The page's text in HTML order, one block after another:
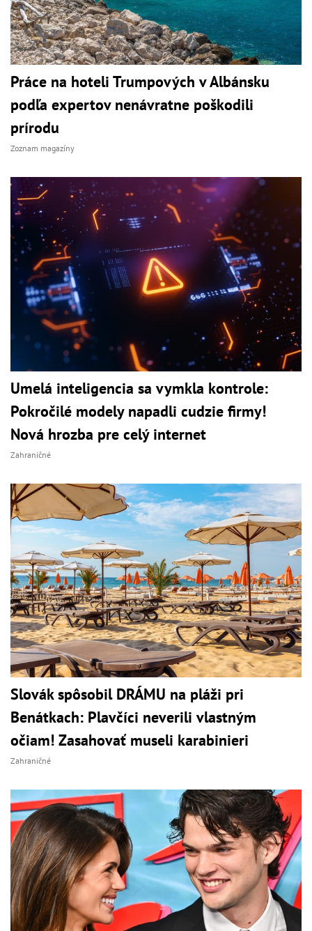
Práce na hoteli Trumpových v Albánsku
podľa expertov nenávratne poškodili
prírodu
Zoznam magazíny
Umelá inteligencia sa vymkla kontrole:
Pokročilé modely napadli cudzie firmy!
Nová hrozba pre celý internet
Zahraničné
Slovák spôsobil DRÁMU na pláži pri
Benátkach: Plavčíci neverili vlastným
očiam! Zasahovať museli karabinieri
Zahraničné